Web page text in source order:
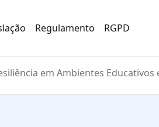
Regulamento RGPD
em Ambientes Educativos